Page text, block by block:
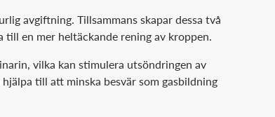
avgiftning. Tillsammans skapar dessa två
en mer heltäckande rening av kroppen.
vilka kan stimulera utsöndringen av
till att minska besvär som gasbildning